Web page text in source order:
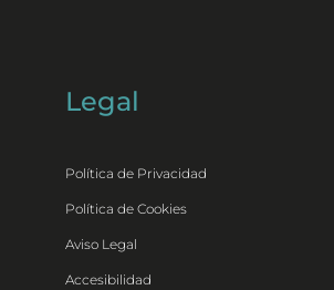
Legal
Política de Privacidad
Política de Cookies
Aviso Legal
Accesibilidad